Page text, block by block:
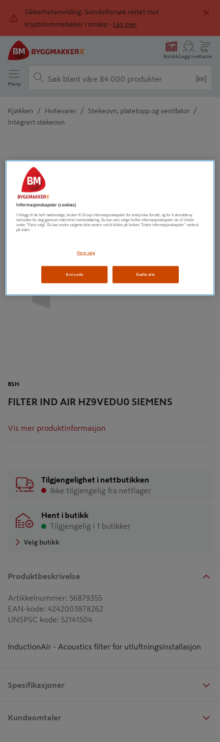
Sikkerhetsmelding: Svindelforsøk rettet mot
kryptolommebøker i omløp -
Les mer
ButikkLogg innKasse
Meny
Kjøkken / Hvitevarer / Stekeovn, platetopp og ventilator /
Integrert stekeovn
FILTER IND AIR HZ9VEDU0 SIEMENS
BSH
Vis mer produktinformasjon
Tilgjengelighet i nettbutikken
Ikke tilgjengelig fra nettlager
Hent i butikk
Tilgjengelig i 1 butikker
Velg butikk
Produktbeskrivelse
Artikkelnummer: 56879355
EAN-kode: 4242003878262
UNSPSC kode: 52141504
InductionAir - Acoustics filter for utluftningsinstallasjon
Spesifikasjoner
Kundeomtaler
Informasjonskapsler (cookies)
I tillegg til de helt nødvendige, bruker K Group informasjonskapsler for analytiske formål, og for å skreddersy
nettsiden for deg gjennom målrettet markedsføring. Du kan selv velge hvilke informasjonskapsler du vil tillate
under "Flere valg". Du kan endre valgene dine senere ved å klikke på lenken "Endre informasjonskapsler" nederst
på siden.
Flere valg
Avvis alle Godta alle